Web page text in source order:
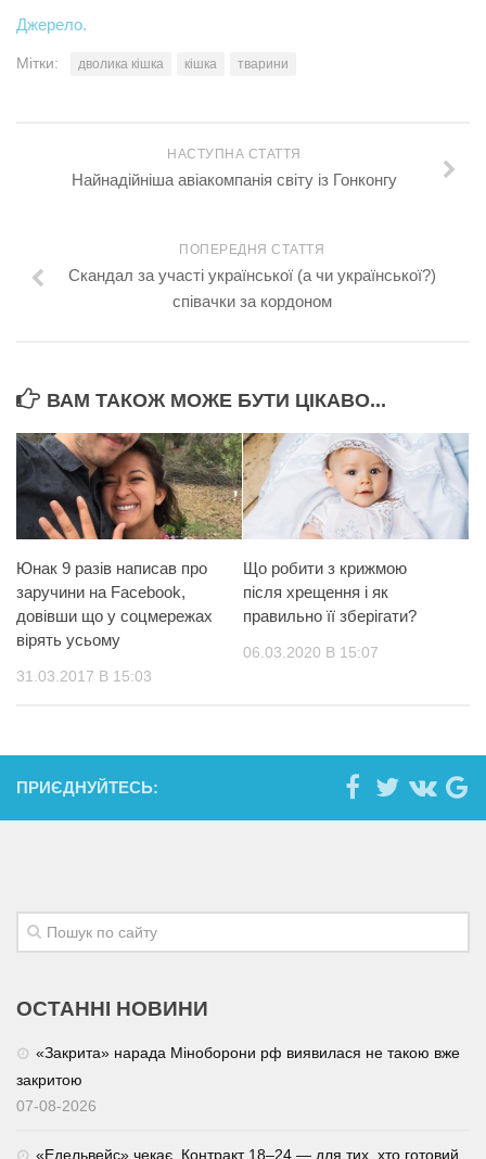
Джерело.
Мітки: дволика кішка кішка тварини
НАСТУПНА СТАТТЯ
Найнадійніша авіакомпанія світу із Гонконгу
ПОПЕРЕДНЯ СТАТТЯ
Cкандал за участі української (а чи української?)
співачки за кордоном
ВАМ ТАКОЖ МОЖЕ БУТИ ЦІКАВО...
Юнак 9 разів написав про
заручини на Facebook,
довівши що у соцмережах
вірять усьому
31.03.2017 В 15:03
Що робити з крижмою
після хрещення і як
правильно її зберігати?
06.03.2020 В 15:07
ПРИЄДНУЙТЕСЬ:
ОСТАННІ НОВИНИ
«Закрита» нарада Міноборони рф виявилася не такою вже
закритою
07-08-2026
«Едельвейс» чекає. Контракт 18–24 — для тих, хто готовий